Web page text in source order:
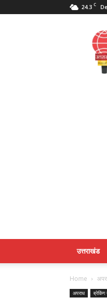
24.3 C
उत्तराखंड
Home
अपराध ब्रेकिंग